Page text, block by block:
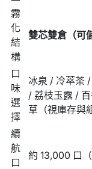
霧
化
結
構
雙芯雙倉（可
口
味
選
擇
冰泉 / 冷萃茶
/ 荔枝玉露 /
草（視庫存與
續
航
口
約 13,000 口